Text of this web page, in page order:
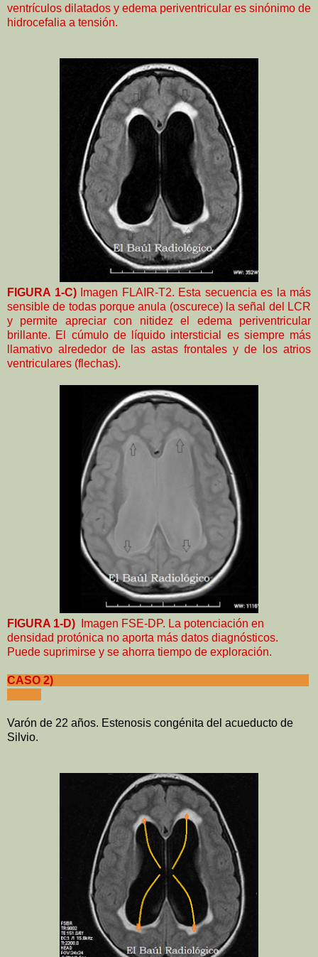
ventrículos dilatados y edema periventricular es sinónimo de
hidrocefalia a tensión.
FIGURA 1-C)
Imagen FLAIR-T2. Esta secuencia es la más
sensible de todas porque anula (oscurece) la señal del LCR
y permite apreciar con nitidez el edema periventricular
brillante. El cúmulo de líquido intersticial es siempre más
llamativo alrededor de las astas frontales y de los atrios
ventriculares (flechas).
FIGURA 1-D)
Imagen FSE-DP. La potenciación en
densidad protónica no aporta más datos diagnósticos.
Puede suprimirse y se ahorra tiempo de exploración.
CASO 2)
Varón de 22 años. Estenosis congénita del acueducto de
Silvio.